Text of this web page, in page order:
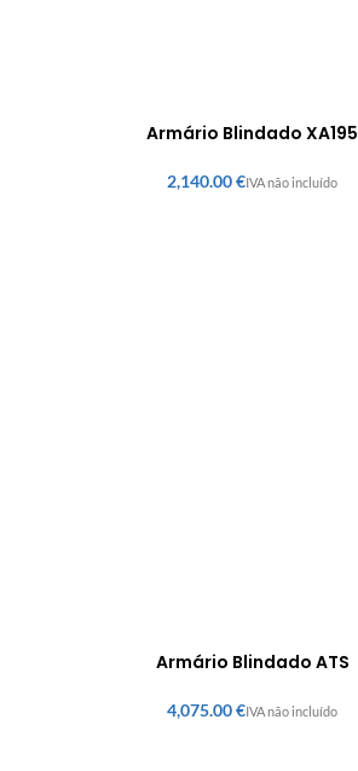
Armário Blindado XA195
€
Armário Blindado ATS
€